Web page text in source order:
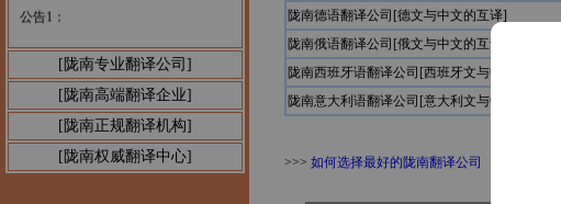
公告1：
[陇南专业翻译公司]
[陇南高端翻译企业]
[陇南正规翻译机构]
[陇南权威翻译中心]
陇南德语翻译公司[德文与中文的互译]
陇南俄语翻译公司[俄文与中文的互译]
陇南西班牙语翻译公司[西班牙文与中文的互译]
陇南意大利语翻译公司[意大利文与中文的互译]
>>> 如何选择最好的陇南翻译公司